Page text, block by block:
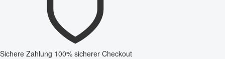
Sichere Zahlung 100% sicherer Checkout